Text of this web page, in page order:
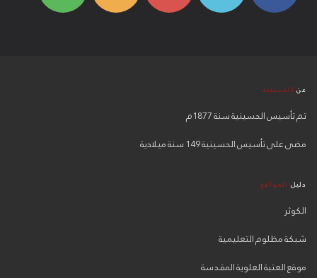
عن الحسينية
تم تأسيس الحسينية سنة 1877م
مضى على تأسيس الحسينية 149 سنة ميلادية
دليل المواقع
الكوثر
شبكة مظلوم التعليمية
موقع العتبة العلوية المقدسة